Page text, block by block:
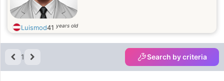
Luismod41 years old
1 Search by criteria